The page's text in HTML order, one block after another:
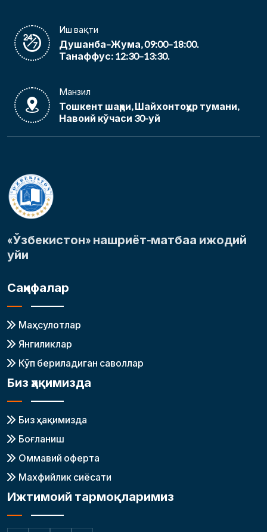
Иш вақти
Душанба–Жума, 09:00–18:00.
Танаффус: 12:30–13:30.
Манзил
Тошкент шаҳри, Шайхонтоҳур тумани,
Навоий кўчаси 30-уй
«Ўзбекистон» нашриёт-матбаа ижодий
уйи
Саҳифалар
Маҳсулотлар
Янгиликлар
Кўп бериладиган саволлар
Биз ҳақимизда
Биз ҳақимизда
Боғланиш
Оммавий оферта
Махфийлик сиёсати
Ижтимоий тармоқларимиз